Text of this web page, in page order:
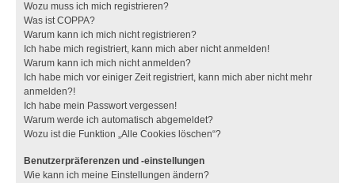
Wozu muss ich mich registrieren?
Was ist COPPA?
Warum kann ich mich nicht registrieren?
Ich habe mich registriert, kann mich aber nicht anmelden!
Warum kann ich mich nicht anmelden?
Ich habe mich vor einiger Zeit registriert, kann mich aber nicht mehr
anmelden?!
Ich habe mein Passwort vergessen!
Warum werde ich automatisch abgemeldet?
Wozu ist die Funktion „Alle Cookies löschen“?
Benutzerpräferenzen und -einstellungen
Wie kann ich meine Einstellungen ändern?